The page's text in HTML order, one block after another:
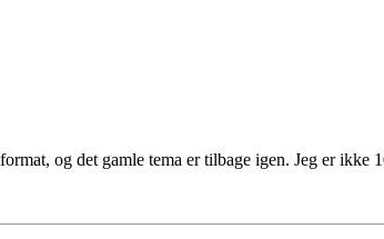
og det gamle tema er tilbage igen. Jeg er